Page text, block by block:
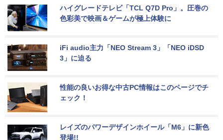
ハイグレードテレビ「TCL Q7D Pro」。圧巻の
色彩美で映画＆ゲームが極上体験に
iFi audio主力「NEO Stream 3」「NEO iDSD
3」に迫る
性能の良いお得な中古PC情報はこのページでチ
ェック！
レイズのパワーデザインホイール「M6」に新色
登場!!